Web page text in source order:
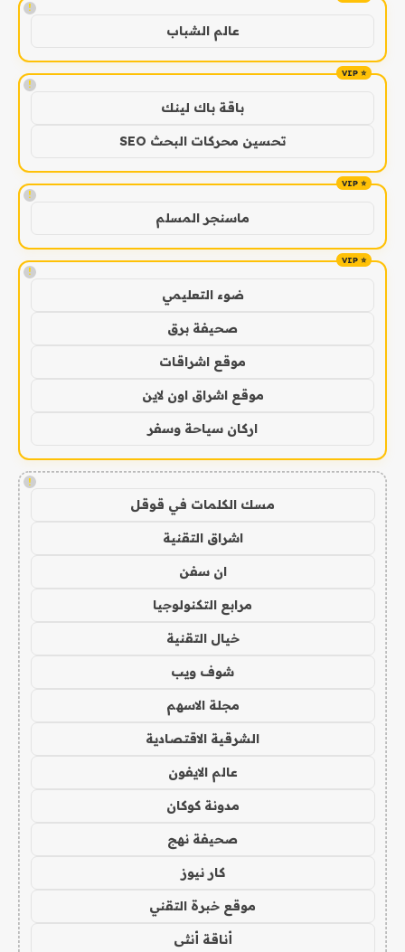
!
عالم الشباب
!
باقة باك لينك
تحسين محركات البحث SEO
!
ماسنجر المسلم
!
ضوء التعليمي
صحيفة برق
موقع اشراقات
موقع اشراق اون لاين
اركان سياحة وسفر
!
مسك الكلمات في قوقل
اشراق التقنية
ان سفن
مرابع التكنولوجيا
خيال التقنية
شوف ويب
مجلة الاسهم
الشرقية الاقتصادية
عالم الايفون
مدونة كوكان
صحيفة نهج
كار نيوز
موقع خبرة التقني
أناقة أنثى